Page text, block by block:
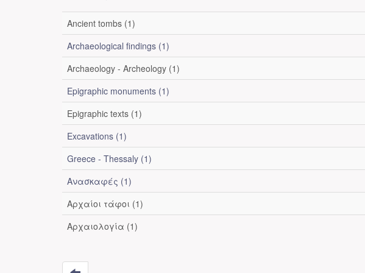
Ancient tombs (1)
Archaeological findings (1)
Archaeology - Archeology (1)
Epigraphic monuments (1)
Epigraphic texts (1)
Excavations (1)
Greece - Thessaly (1)
Ανασκαφές (1)
Αρχαίοι τάφοι (1)
Αρχαιολογία (1)